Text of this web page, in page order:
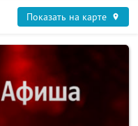
Показать на карте